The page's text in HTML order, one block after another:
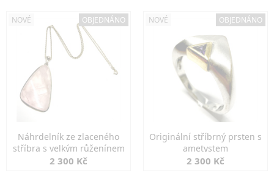
NOVÉ OBJEDNÁNO
Náhrdelník ze zlaceného
stříbra s velkým růženínem
2 300 Kč
NOVÉ OBJEDNÁNO
Originální stříbrný prsten s
ametystem
2 300 Kč